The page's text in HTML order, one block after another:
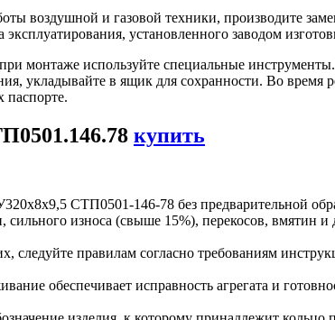
воздушной и газовой техники, производите
установленного заводом
монтаже используйте специальные
укладывайте в ящик для сохранности. Во время
паспорте.
купить
СТП0501-146-78 без предварительной
сильного износа (свыше 15%), перекосов, вмятин
следуйте правилам согласно требованиям
обеспечивает исправность агрегата и